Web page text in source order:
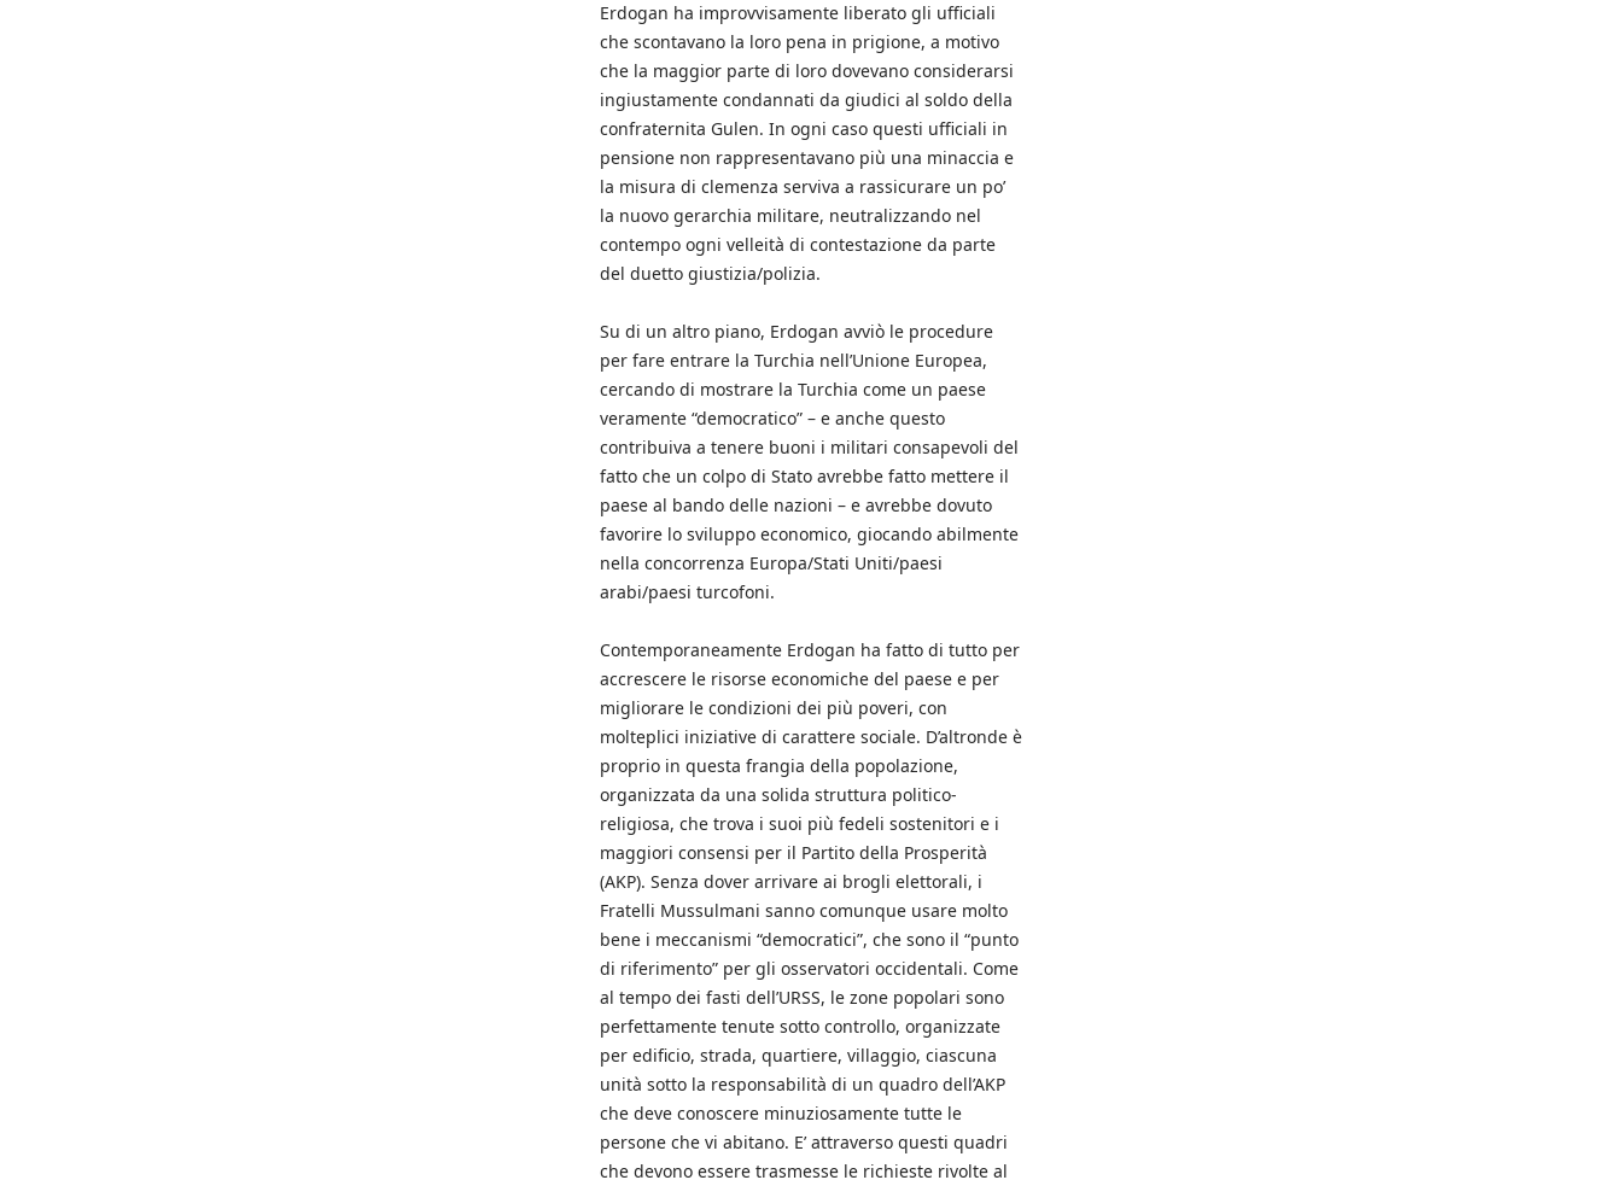
Erdogan ha improvvisamente liberato gli ufficiali
che scontavano la loro pena in prigione, a motivo
che la maggior parte di loro dovevano considerarsi
ingiustamente condannati da giudici al soldo della
confraternita Gulen. In ogni caso questi ufficiali in
pensione non rappresentavano più una minaccia e
la misura di clemenza serviva a rassicurare un po’
la nuovo gerarchia militare, neutralizzando nel
contempo ogni velleità di contestazione da parte
del duetto giustizia/polizia.
Su di un altro piano, Erdogan avviò le procedure
per fare entrare la Turchia nell’Unione Europea,
cercando di mostrare la Turchia come un paese
veramente “democratico” – e anche questo
contribuiva a tenere buoni i militari consapevoli del
fatto che un colpo di Stato avrebbe fatto mettere il
paese al bando delle nazioni – e avrebbe dovuto
favorire lo sviluppo economico, giocando abilmente
nella concorrenza Europa/Stati Uniti/paesi
arabi/paesi turcofoni.
Contemporaneamente Erdogan ha fatto di tutto per
accrescere le risorse economiche del paese e per
migliorare le condizioni dei più poveri, con
molteplici iniziative di carattere sociale. D’altronde è
proprio in questa frangia della popolazione,
organizzata da una solida struttura politico-
religiosa, che trova i suoi più fedeli sostenitori e i
maggiori consensi per il Partito della Prosperità
(AKP). Senza dover arrivare ai brogli elettorali, i
Fratelli Mussulmani sanno comunque usare molto
bene i meccanismi “democratici”, che sono il “punto
di riferimento” per gli osservatori occidentali. Come
al tempo dei fasti dell’URSS, le zone popolari sono
perfettamente tenute sotto controllo, organizzate
per edificio, strada, quartiere, villaggio, ciascuna
unità sotto la responsabilità di un quadro dell’AKP
che deve conoscere minuziosamente tutte le
persone che vi abitano. E’ attraverso questi quadri
che devono essere trasmesse le richieste rivolte al